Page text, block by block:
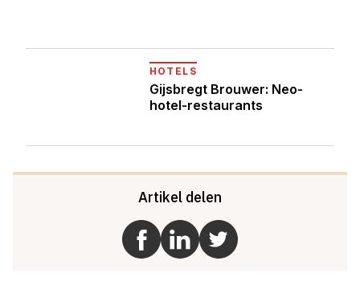
HOTELS
Gijsbregt Brouwer: Neo-
hotel-restaurants
Artikel delen